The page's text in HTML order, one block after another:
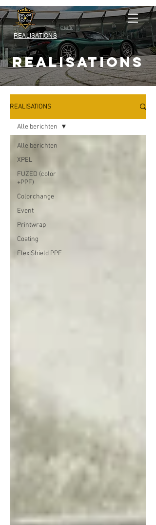
REALISATIONS
REALISATIONS
REALISATIONS
Alle berichten
XPEL
FUZED (color
+PPF)
Colorchange
Event
Printwrap
Coating
FlexiShield PPF
Alle berichten